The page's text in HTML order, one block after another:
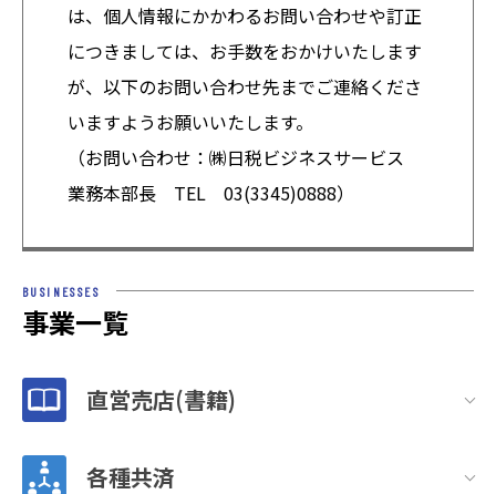
は、個人情報にかかわるお問い合わせや訂正
につきましては、お手数をおかけいたします
が、以下のお問い合わせ先までご連絡くださ
いますようお願いいたします。
（お問い合わせ：㈱日税ビジネスサービス
業務本部長 TEL 03(3345)0888）
BUSINESSES
事業一覧
直営売店(書籍)
各種共済